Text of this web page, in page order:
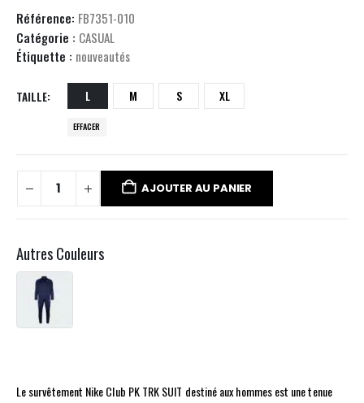
Référence: FB7351-010
Catégorie : CASUAL
Étiquette : nouveautés
TAILLE L M S XL
EFFACER
AJOUTER AU PANIER
Autres Couleurs
Le survêtement Nike Club PK TRK SUIT destiné aux hommes est une tenue